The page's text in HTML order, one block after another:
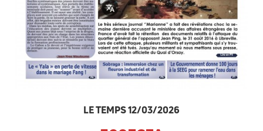
LE TEMPS 12/03/2026